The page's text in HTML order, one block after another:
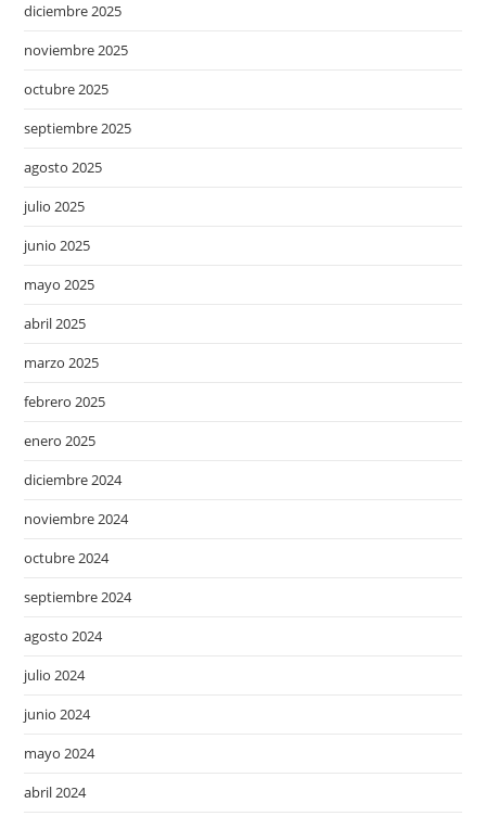
diciembre 2025
noviembre 2025
octubre 2025
septiembre 2025
agosto 2025
julio 2025
junio 2025
mayo 2025
abril 2025
marzo 2025
febrero 2025
enero 2025
diciembre 2024
noviembre 2024
octubre 2024
septiembre 2024
agosto 2024
julio 2024
junio 2024
mayo 2024
abril 2024